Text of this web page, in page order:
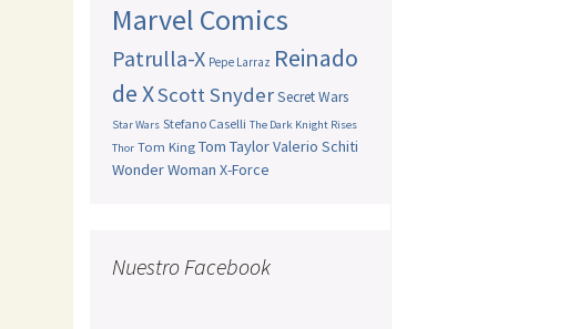
Marvel Comics
Patrulla-X Pepe Larraz Reinado
de XScott SnyderSecret Wars
Star Wars Stefano Caselli The Dark Knight Rises
Thor Tom King Tom TaylorValerio Schiti
Wonder Woman X-Force
Nuestro Facebook